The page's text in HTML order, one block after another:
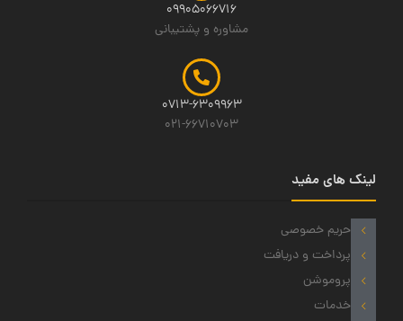
09905066716
مشاوره و پشتیبانی
0713-6309963
021-66710703
لینک های مفید
حریم خصوصی
پرداخت و دریافت
پروموشن
خدمات